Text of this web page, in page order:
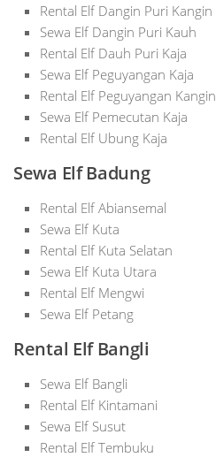
Rental Elf Dangin Puri Kangin
Sewa Elf Dangin Puri Kauh
Rental Elf Dauh Puri Kaja
Sewa Elf Peguyangan Kaja
Rental Elf Peguyangan Kangin
Sewa Elf Pemecutan Kaja
Rental Elf Ubung Kaja
Sewa Elf Badung
Rental Elf Abiansemal
Sewa Elf Kuta
Rental Elf Kuta Selatan
Sewa Elf Kuta Utara
Rental Elf Mengwi
Sewa Elf Petang
Rental Elf Bangli
Sewa Elf Bangli
Rental Elf Kintamani
Sewa Elf Susut
Rental Elf Tembuku